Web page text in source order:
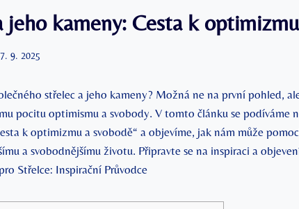
jeho kameny: Cesta k
9. 2025
střelec a jeho kameny? Možná ne na první pohled,
pocitu optimismu a svobody. V tomto článku se podíváme
k optimizmu a svobodě“ a objevíme, jak nám může
a svobodnějšímu životu. Připravte se na inspiraci a